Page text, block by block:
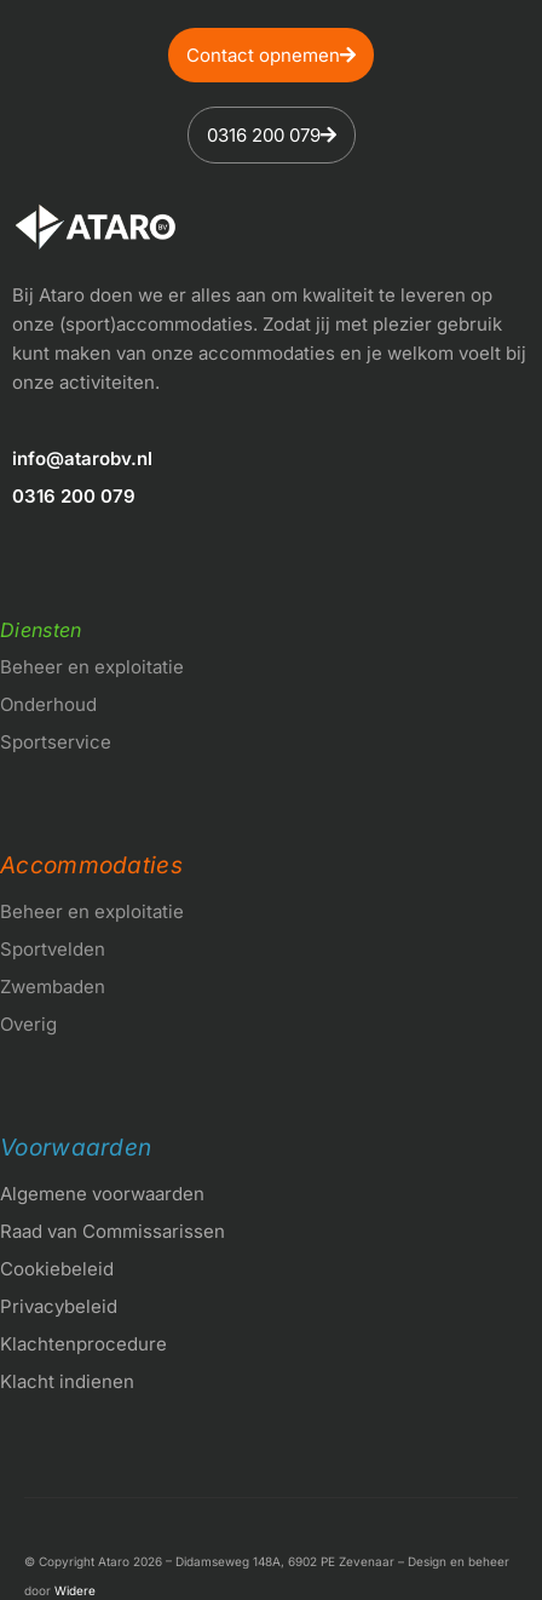
Contact opnemen
0316 200 079
Bij Ataro doen we er alles aan om kwaliteit te leveren op
onze (sport)accommodaties. Zodat jij met plezier gebruik
kunt maken van onze accommodaties en je welkom voelt bij
onze activiteiten.
info@atarobv.nl
0316 200 079
Diensten
Beheer en exploitatie
Onderhoud
Sportservice
Accommodaties
Beheer en exploitatie
Sportvelden
Zwembaden
Overig
Voorwaarden
Algemene voorwaarden
Raad van Commissarissen
Cookiebeleid
Privacybeleid
Klachtenprocedure
Klacht indienen
© Copyright Ataro 2026 – Didamseweg 148A, 6902 PE Zevenaar – Design en beheer
door Widere